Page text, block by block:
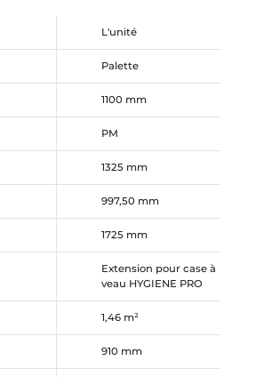
L'unité
Palette
1100 mm
PM
1325 mm
997,50 mm
1725 mm
Extension pour case à
veau HYGIENE PRO
1,46 m²
910 mm